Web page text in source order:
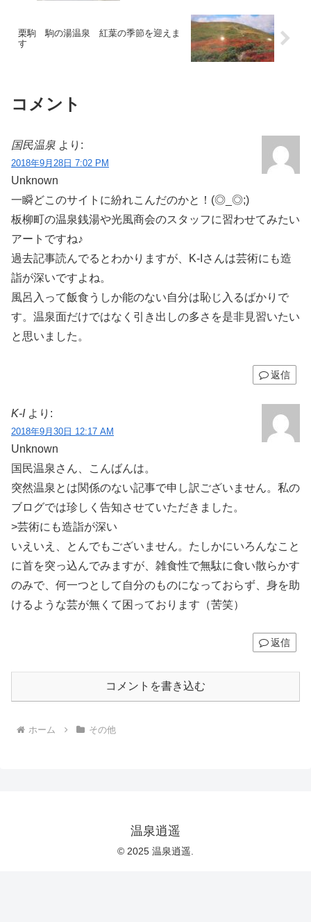
栗駒 駒の湯温泉 紅葉の季節を迎えま
す
コメント
国民温泉 より:
2018年9月28日 7:02 PM
Unknown
一瞬どこのサイトに紛れこんだのかと！(◎_◎;)
板柳町の温泉銭湯や光風商会のスタッフに習わせてみたい
アートですね♪
過去記事読んでるとわかりますが、K-Iさんは芸術にも造
詣が深いですよね。
風呂入って飯食うしか能のない自分は恥じ入るばかりで
す。温泉面だけではなく引き出しの多さを是非見習いたい
と思いました。
返信
K-I より:
2018年9月30日 12:17 AM
Unknown
国民温泉さん、こんばんは。
突然温泉とは関係のない記事で申し訳ございません。私の
ブログでは珍しく告知させていただきました。
>芸術にも造詣が深い
いえいえ、とんでもございません。たしかにいろんなこと
に首を突っ込んでみますが、雑食性で無駄に食い散らかす
のみで、何一つとして自分のものになっておらず、身を助
けるような芸が無くて困っております（苦笑）
返信
コメントを書き込む
ホーム その他
温泉逍遥
© 2025 温泉逍遥.